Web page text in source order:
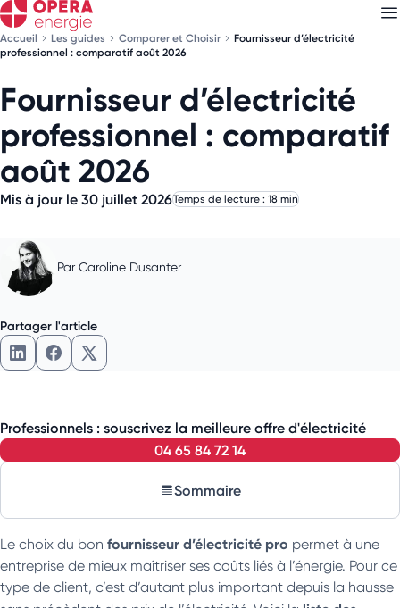
Accueil Les guides Comparer et Choisir
Fournisseur d’électricité
professionnel : comparatif août 2026
Fournisseur d’électricité
professionnel : comparatif
août 2026
Mis à jour le 30 juillet 2026Temps de lecture : 18 min
Par Caroline Dusanter
Partager l'article
Partager l'article sur LinkedIn
Partager l'article sur Facebook
Partager l'article sur X
Professionnels : souscrivez la meilleure offre d'électricité
04 65 84 72 14
Sommaire
Le choix du bon fournisseur d’électricité pro permet à une
entreprise de mieux maîtriser ses coûts liés à l’énergie. Pour ce
type de client, c’est d’autant plus important depuis la hausse
Découvrez nosnewsletters
Choisissez les newsletters qui vous intéressent